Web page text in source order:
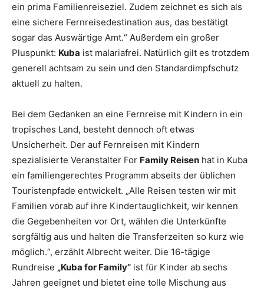
ein prima Familienreiseziel. Zudem zeichnet es sich als
eine sichere Fernreisedestination aus, das bestätigt
sogar das Auswärtige Amt.“ Außerdem ein großer
Pluspunkt: Kuba ist malariafrei. Natürlich gilt es trotzdem
generell achtsam zu sein und den Standardimpfschutz
aktuell zu halten.
Bei dem Gedanken an eine Fernreise mit Kindern in ein
tropisches Land, besteht dennoch oft etwas
Unsicherheit. Der auf Fernreisen mit Kindern
spezialisierte Veranstalter For Family Reisen hat in Kuba
ein familiengerechtes Programm abseits der üblichen
Touristenpfade entwickelt. „Alle Reisen testen wir mit
Familien vorab auf ihre Kindertauglichkeit, wir kennen
die Gegebenheiten vor Ort, wählen die Unterkünfte
sorgfältig aus und halten die Transferzeiten so kurz wie
möglich.“, erzählt Albrecht weiter. Die 16-tägige
Rundreise „Kuba for Family“ ist für Kinder ab sechs
Jahren geeignet und bietet eine tolle Mischung aus